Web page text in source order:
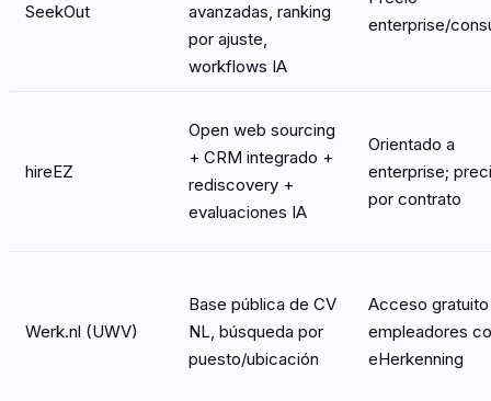
SeekOut
avanzadas, ranking
por ajuste,
workflows IA
enterprise/
hireEZ
Open web sourcing
+ CRM integrado +
rediscovery +
evaluaciones IA
Orientado a
enterprise;
por contrato
Werk.nl (UWV)
Base pública de CV
NL, búsqueda por
puesto/ubicación
Acceso gratuito
empleadores
eHerkenning